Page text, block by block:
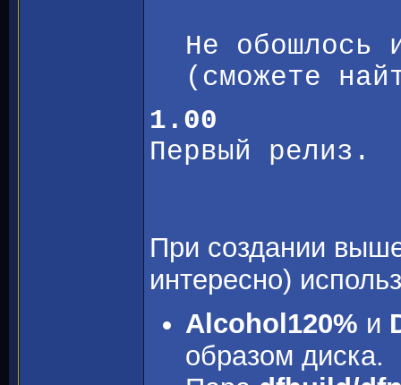
Не обошлось
(сможете
1.00
Первый релиз.
При создании
интересно)
Alcohol120% и
образом диска.